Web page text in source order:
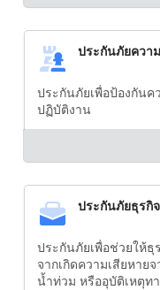
ประกันภัยควา
ประกันภัยเพื่อป้องกันค
ปฏิบัติงาน
ประกันภัยธุรกิ
ประกันภัยเพื่อช่วยให้ธุ
จากเกิดความเสียหาย
น้ำท่วม หรืออุบัติเหตุท